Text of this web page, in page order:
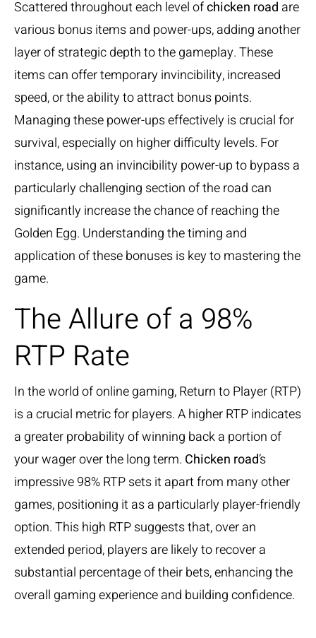
Scattered throughout each level ofchicken road are
various bonus items and power-ups, adding another
layer of strategic depth to the gameplay. These
items can offer temporary invincibility, increased
speed, or the ability to attract bonus points.
Managing these power-ups effectively is crucial for
survival, especially on higher difficulty levels. For
instance, using an invincibility power-up to bypass a
particularly challenging section of the road can
significantly increase the chance of reaching the
Golden Egg. Understanding the timing and
application of these bonuses is key to mastering the
game.
The Allure of a 98%
RTP Rate
In the world of online gaming, Return to Player (RTP)
is a crucial metric for players. A higher RTP indicates
a greater probability of winning back a portion of
your wager over the long term. Chicken road’s
impressive 98% RTP sets it apart from many other
games, positioning it as a particularly player-friendly
option. This high RTP suggests that, over an
extended period, players are likely to recover a
substantial percentage of their bets, enhancing the
overall gaming experience and building confidence.